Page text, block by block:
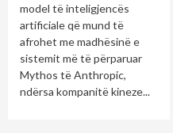
model të inteligjencës
artificiale që mund të
afrohet me madhësinë e
sistemit më të përparuar
Mythos të Anthropic,
ndërsa kompanitë kineze...